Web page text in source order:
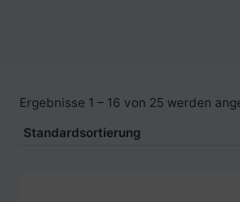
Ergebnisse 1 – 16 von 25 werden